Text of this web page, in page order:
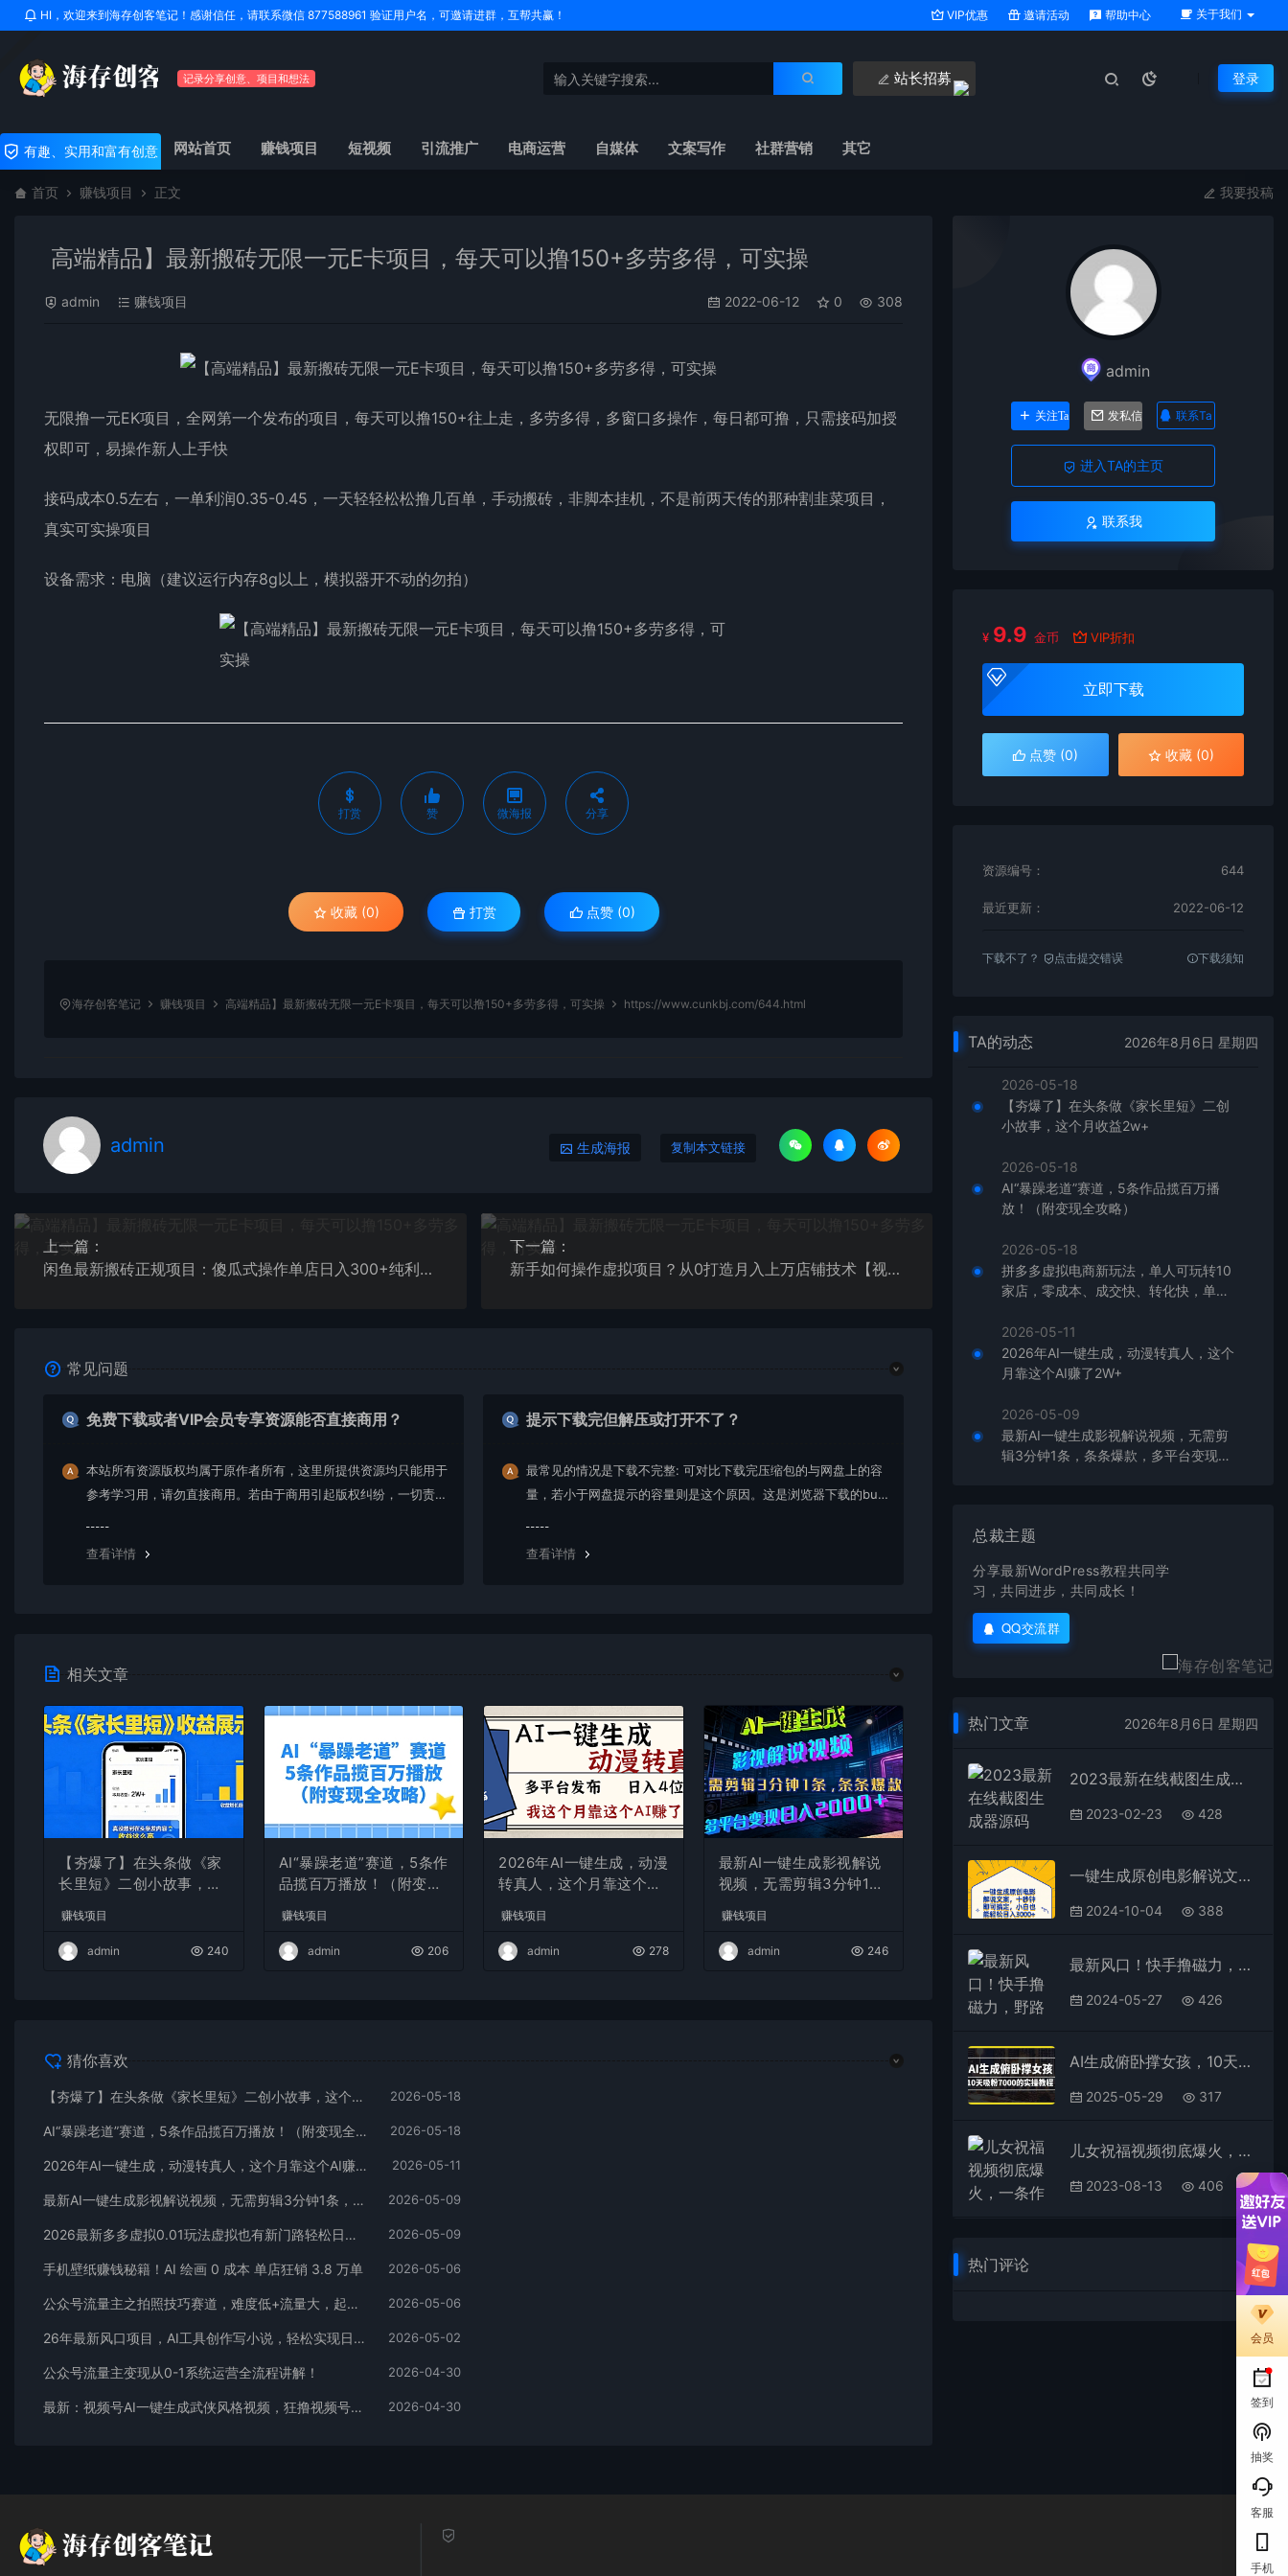
HI，欢迎来到海存创客笔记！感谢信任，请联系微信 877588961 验证用户名，可邀请进群，互帮共赢！ VIP优惠 邀请活动 帮助中心 关于我们
记录分享创意、项目和想法 站长招募 登录
有趣、实用和富有创意 网站首页 赚钱项目 短视频 引流推广 电商运营 自媒体 文案写作 社群营销 其它
首页 赚钱项目 正文 我要投稿
高端精品】最新搬砖无限一元E卡项目，每天可以撸150+多劳多得，可实操
admin 赚钱项目 2022-06-12 0 308
无限撸一元EK项目，全网第一个发布的项目，每天可以撸150+往上走，多劳多得，多窗口多操作，每日都可撸，只需接码加授
权即可，易操作新人上手快
接码成本0.5左右，一单利润0.35-0.45，一天轻轻松松撸几百单，手动搬砖，非脚本挂机，不是前两天传的那种割韭菜项目，
真实可实操项目
设备需求：电脑（建议运行内存8g以上，模拟器开不动的勿拍）
打赏 赞 微海报 分享
收藏 (0) 打赏 点赞 (0)
海存创客笔记 赚钱项目 高端精品】最新搬砖无限一元E卡项目，每天可以撸150+多劳多得，可实操 https://www.cunkbj.com/644.html
admin 生成海报 复制本文链接
上一篇：
闲鱼最新搬砖正规项目：傻瓜式操作单店日入300+纯利，1-3台手机可操作
下一篇：
新手如何操作虚拟项目？从0打造月入上万店铺技术【视频课程】
常见问题
免费下载或者VIP会员专享资源能否直接商用？
本站所有资源版权均属于原作者所有，这里所提供资源均只能用于
参考学习用，请勿直接商用。若由于商用引起版权纠纷，一切责任
查看详情
提示下载完但解压或打开不了？
最常见的情况是下载不完整: 可对比下载完压缩包的与网盘上的容
量，若小于网盘提示的容量则是这个原因。这是浏览器下载的bu
查看详情
相关文章
【夯爆了】在头条做《家
长里短》二创小故事，这
赚钱项目
admin 240
AI“暴躁老道”赛道，5条作
品揽百万播放！（附变现
赚钱项目
admin 206
2026年AI一键生成，动漫
转真人，这个月靠这个AI
赚钱项目
admin 278
最新AI一键生成影视解说
视频，无需剪辑3分钟1
现日入2000+
赚钱项目
admin 246
猜你喜欢
【夯爆了】在头条做《家长里短》二创小故事，这个月收益2w+ 2026-05-18
AI“暴躁老道”赛道，5条作品揽百万播放！（附变现全攻略） 2026-05-18
2026年AI一键生成，动漫转真人，这个月靠这个AI赚了2W+ 2026-05-11
最新AI一键生成影视解说视频，无需剪辑3分钟1条，条条爆款，多平台变现日入2000+ 2026-05-09
2026最新多多虚拟0.01玩法虚拟也有新门路轻松日入2500! 2026-05-09
手机壁纸赚钱秘籍！AI 绘画 0 成本 单店狂销 3.8 万单 2026-05-06
公众号流量主之拍照技巧赛道，难度低+流量大，起号第一篇就爆了10w阅读！ 2026-05-06
26年最新风口项目，AI工具创作写小说，轻松实现日入1000+ 2026-05-02
公众号流量主变现从0-1系统运营全流程讲解！ 2026-04-30
最新：视频号AI一键生成武侠风格视频，狂撸视频号分成收益，学完轻松日入1000+ 2026-04-30
admin
关注Ta 发私信 联系Ta
进入TA的主页
联系我
¥ 9.9 金币 VIP折扣
立即下载
点赞 (0) 收藏 (0)
资源编号： 644
最近更新： 2022-06-12
下载不了？ 点击提交错误 下载须知
TA的动态 2026年8月6日 星期四
2026-05-18
【夯爆了】在头条做《家长里短》二创
小故事，这个月收益2w+
2026-05-18
AI“暴躁老道”赛道，5条作品揽百万播
放！（附变现全攻略）
2026-05-18
拼多多虚拟电商新玩法，单人可玩转10
家店，零成本、成交快、转化快，单店
2026-05-11
2026年AI一键生成，动漫转真人，这个
月靠这个AI赚了2W+
2026-05-09
最新AI一键生成影视解说视频，无需剪
辑3分钟1条，条条爆款，多平台变现日
总裁主题
分享最新WordPress教程共同学
习，共同进步，共同成长！
QQ交流群
热门文章 2026年8月6日 星期四
2023最新在线截图生成器源码+搭建视频教程，支持电脑和手机端在线制作生成
2023-02-23 428
一键生成原创电影解说文案，十秒钟搞定，小白一部手机也能日入3000+
2024-10-04 388
最新风口！快手撸磁力，野路子，小白无脑操作日入2000+
2024-05-27 426
AI生成俯卧撑女孩，10天吸粉7000的实操教程，涨粉轻轻松松
2025-05-29 317
儿女祝福视频彻底爆火，一条作品几十万播放，2023年一定要抓住的新风口
2023-08-13 406
热门评论
会员
签到
抽奖
客服
手机